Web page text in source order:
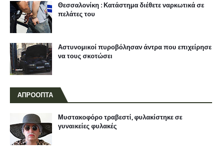
Θεσσαλονίκη : Κατάστημα διέθετε ναρκωτικά σε
πελάτες του
Αστυνομικοί πυροβόλησαν άντρα που επιχείρησε
να τους σκοτώσει
ΑΠΡΟΟΠΤΑ
Μυστακοφόρο τραβεστί, φυλακίστηκε σε
γυναικείες φυλακές